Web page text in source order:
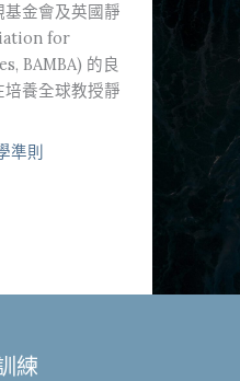
金會及英國靜
for
BAMBA) 的良
養全球教授靜
準則
練